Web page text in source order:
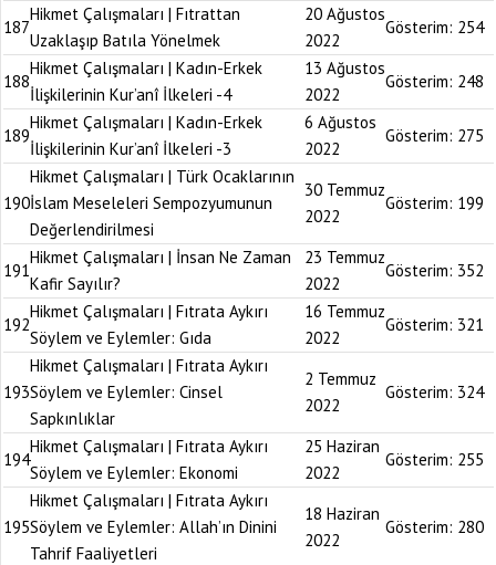
187
Hikmet Çalışmaları | Fıtrattan
Uzaklaşıp Batıla Yönelmek
20 Ağustos
2022
Gösterim: 254
188
Hikmet Çalışmaları | Kadın-Erkek
İlişkilerinin Kur’anî İlkeleri -4
13 Ağustos
2022
Gösterim: 248
189
Hikmet Çalışmaları | Kadın-Erkek
İlişkilerinin Kur’anî İlkeleri -3
6 Ağustos
2022
Gösterim: 275
190
Hikmet Çalışmaları | Türk Ocaklarının
İslam Meseleleri Sempozyumunun
Değerlendirilmesi
30 Temmuz
2022
Gösterim: 199
191
Hikmet Çalışmaları | İnsan Ne Zaman
Kafir Sayılır?
23 Temmuz
2022
Gösterim: 352
192
Hikmet Çalışmaları | Fıtrata Aykırı
Söylem ve Eylemler: Gıda
16 Temmuz
2022
Gösterim: 321
193
Hikmet Çalışmaları | Fıtrata Aykırı
Söylem ve Eylemler: Cinsel
Sapkınlıklar
2 Temmuz
2022
Gösterim: 324
194
Hikmet Çalışmaları | Fıtrata Aykırı
Söylem ve Eylemler: Ekonomi
25 Haziran
2022
Gösterim: 255
195
Hikmet Çalışmaları | Fıtrata Aykırı
Söylem ve Eylemler: Allah’ın Dinini
Tahrif Faaliyetleri
18 Haziran
2022
Gösterim: 280